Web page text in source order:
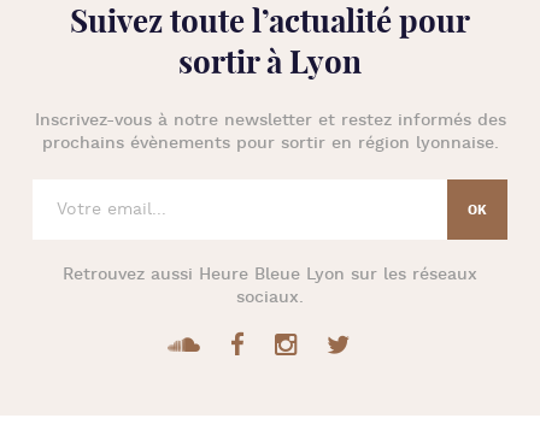
Suivez toute l’actualité pour
sortir à Lyon
Inscrivez-vous à notre newsletter et restez informés des
prochains évènements pour sortir en région lyonnaise.
Retrouvez aussi Heure Bleue Lyon sur les réseaux
sociaux.